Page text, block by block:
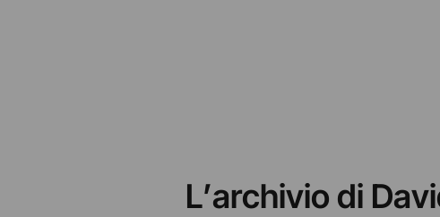
L’archivio di